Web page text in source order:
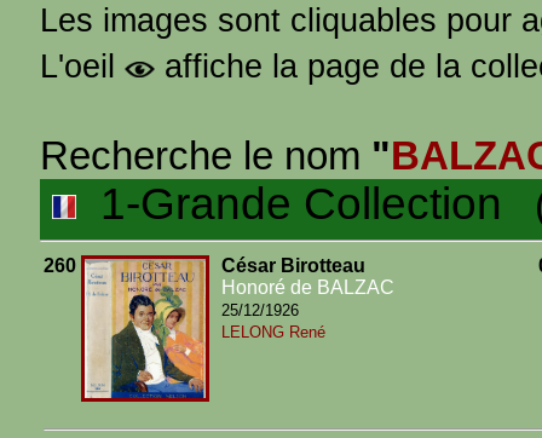
Les images sont cliquables pour
L'oeil
affiche la page de la
Recherche le nom "
1-Grande Collection
260
César Birotteau
Honoré de BALZAC
25/12/1926
LELONG René